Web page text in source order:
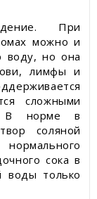
При
можно и
воду, но она
лимфы и
сложными
В норме в
соляной
сока в
воды только